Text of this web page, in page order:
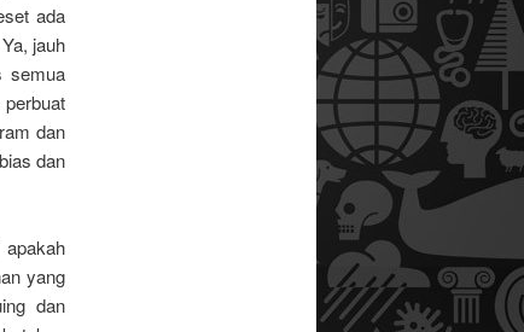
ada
jauh
semua
dan
dan
yang
dan